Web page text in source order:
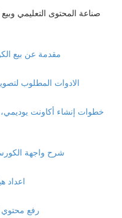
مقدمة عن بيع
الادوات المطلوب لتصوير
خطوات إنشاء أكاونت
شرح واجهة
اعداد
رفع محتوي